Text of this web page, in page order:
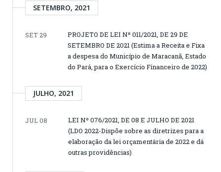
SETEMBRO, 2021
SET 29
PROJETO DE LEI Nº 011/2021, DE 29 DE
SETEMBRO DE 2021 (Estima a Receita e Fixa
a despesa do Município de Maracanã, Estado
do Pará, para o Exercício Financeiro de 2022)
JULHO, 2021
JUL 08
LEI Nº 076/2021, DE 08 E JULHO DE 2021
(LDO 2022-Dispõe sobre as diretrizes para a
elaboração da lei orçamentária de 2022 e dá
outras providências)